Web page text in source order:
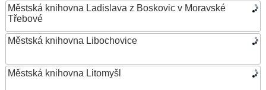
Městská knihovna Ladislava z Boskovic v Moravské
Třebové
Městská knihovna Libochovice
Městská knihovna Litomyšl